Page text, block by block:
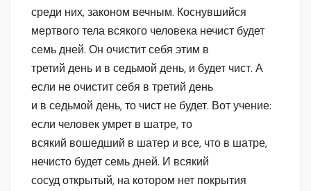
среди них, законом вечным. Коснувшийся
мертвого тела всякого человека нечист будет
семь дней. Он очистит себя этим в
третий день и в седьмой день, и будет чист. А
если не очистит себя в третий день
и в седьмой день, то чист не будет. Вот учение:
если человек умрет в шатре, то
всякий вошедший в шатер и все, что в шатре,
нечисто будет семь дней. И всякий
сосуд открытый, на котором нет покрытия